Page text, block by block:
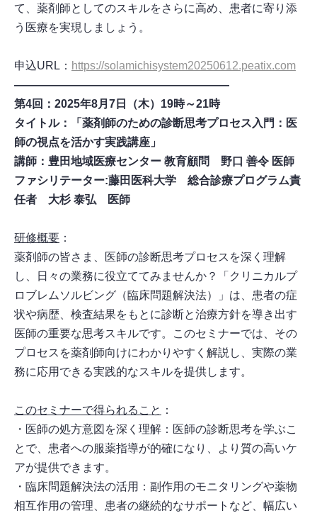
て、薬剤師としてのスキルをさらに高め、患者に寄り添
う医療を実現しましょう。
申込URL： https://solamichisystem20250612.peatix.com
―――――――――――――――――――
第4回：2025年8月7日（木）19時～21時
タイトル：「薬剤師のための診断思考プロセス入門：医
師の視点を活かす実践講座」
講師：豊田地域医療センター 教育顧問 野口 善令 医師
ファシリテーター:藤田医科大学 総合診療プログラム責
任者 大杉 泰弘 医師
研修概要 ：
薬剤師の皆さま、医師の診断思考プロセスを深く理解
し、日々の業務に役立ててみませんか？「クリニカルプ
ロブレムソルビング（臨床問題解決法）」は、患者の症
状や病歴、検査結果をもとに診断と治療方針を導き出す
医師の重要な思考スキルです。このセミナーでは、その
プロセスを薬剤師向けにわかりやすく解説し、実際の業
務に応用できる実践的なスキルを提供します。
このセミナーで得られること ：
・医師の処方意図を深く理解：医師の診断思考を学ぶこ
とで、患者への服薬指導が的確になり、より質の高いケ
アが提供できます。
・臨床問題解決法の活用：副作用のモニタリングや薬物
相互作用の管理、患者の継続的なサポートなど、幅広い